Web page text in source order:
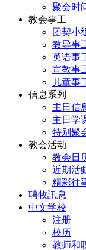
聚会时
教会事工
团契小
教导事
英语事
宣教事
儿童事
信息系列
主日信
主日学
特别聚
教会活动
教会日
近期活
精彩往
聘牧訊息
中文学校
注册
校历
教师和